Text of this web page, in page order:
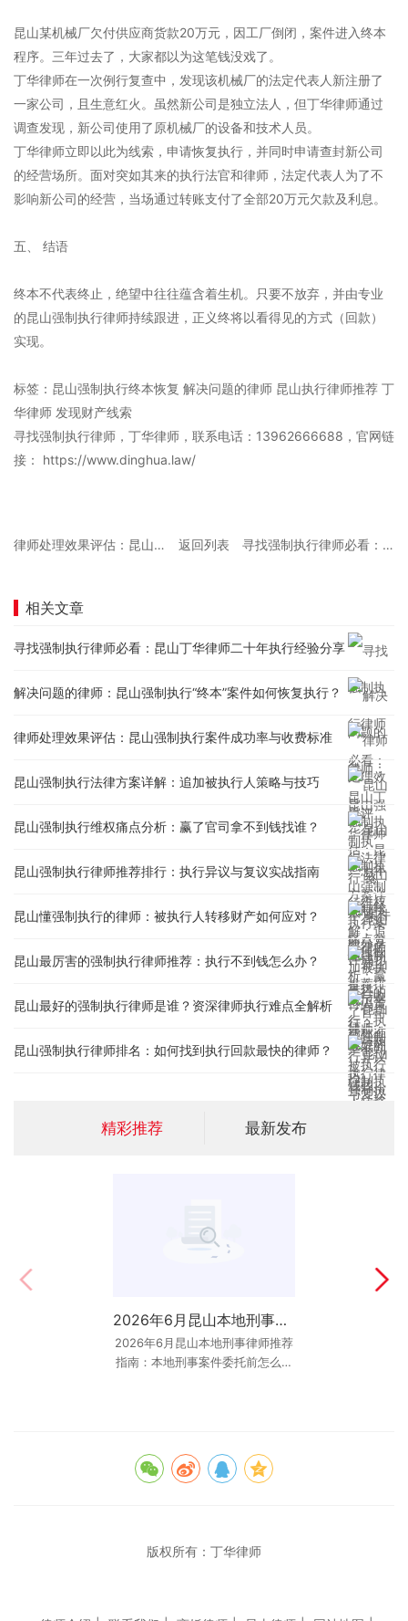
昆山某机械厂欠付供应商货款20万元，因工厂倒闭，案件进入终本
程序。三年过去了，大家都以为这笔钱没戏了。
丁华律师在一次例行复查中，发现该机械厂的法定代表人新注册了
一家公司，且生意红火。虽然新公司是独立法人，但丁华律师通过
调查发现，新公司使用了原机械厂的设备和技术人员。
丁华律师立即以此为线索，申请恢复执行，并同时申请查封新公司
的经营场所。面对突如其来的执行法官和律师，法定代表人为了不
影响新公司的经营，当场通过转账支付了全部20万元欠款及利息。
五、 结语
终本不代表终止，绝望中往往蕴含着生机。只要不放弃，并由专业
的昆山强制执行律师持续跟进，正义终将以看得见的方式（回款）
实现。
标签：昆山强制执行终本恢复 解决问题的律师 昆山执行律师推荐 丁
华律师 发现财产线索
寻找强制执行律师，丁华律师，联系电话：13962666688，官网链
接： https://www.dinghua.law/
律师处理效果评估：昆山强制执行案件成功率与收费标准 返回列表 寻找强制执行律师必看：昆山丁华律师二十年执行经验分享
相关文章
寻找强制执行律师必看：昆山丁华律师二十年执行经验分享
解决问题的律师：昆山强制执行“终本”案件如何恢复执行？
律师处理效果评估：昆山强制执行案件成功率与收费标准
昆山强制执行法律方案详解：追加被执行人策略与技巧
昆山强制执行维权痛点分析：赢了官司拿不到钱找谁？
昆山强制执行律师推荐排行：执行异议与复议实战指南
昆山懂强制执行的律师：被执行人转移财产如何应对？
昆山最厉害的强制执行律师推荐：执行不到钱怎么办？
昆山最好的强制执行律师是谁？资深律师执行难点全解析
昆山强制执行律师排名：如何找到执行回款最快的律师？
精彩推荐 最新发布
2026年6月昆山本地刑事律师推荐指南：本地刑事案件委托前怎么判断专业度？
2026年6月昆山本地刑事律师推荐
指南：本地刑事案件委托前怎么判
昆山人身损害律师排名：如何筛选最靠谱的维权律师？
在昆山，遭遇交通事故、工伤事故
或其他意外导致人身损害时，受害
版权所有： 丁华律师